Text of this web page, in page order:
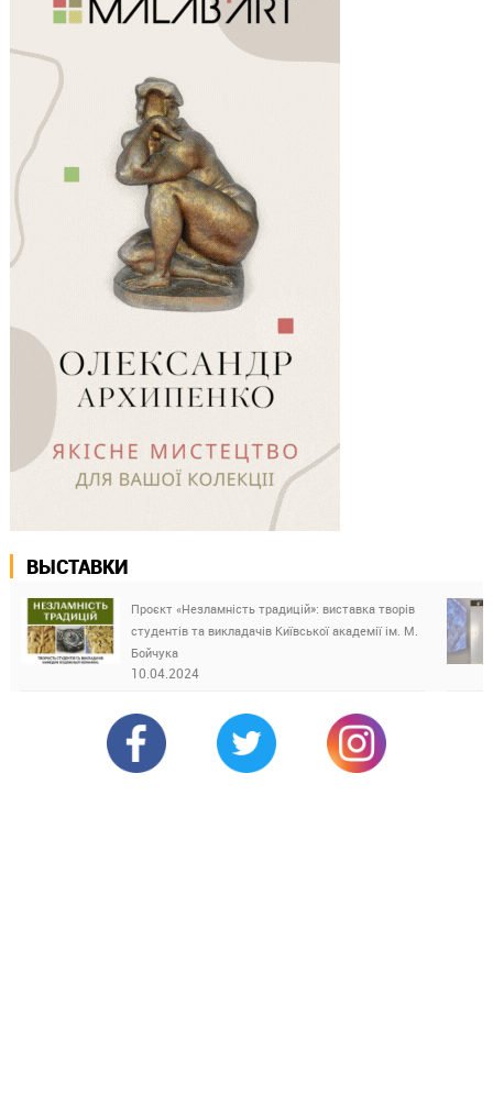
ВЫСТАВКИ
Проєкт «Незламність традицій»: виставка творів
студентів та викладачів Київської академії ім. М.
Бойчука
10.04.2024